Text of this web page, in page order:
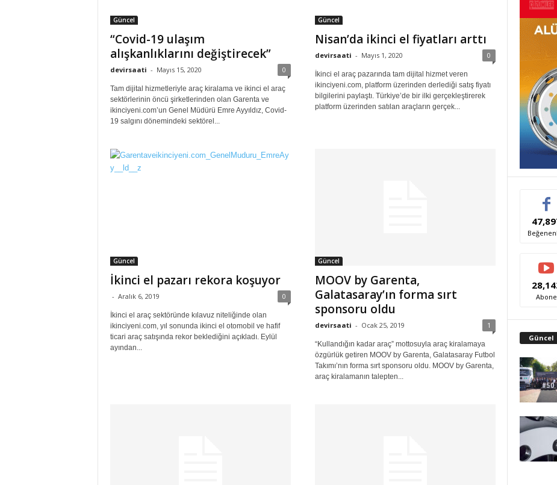
Güncel
“Covid-19 ulaşım
alışkanlıklarını değiştirecek”
devirsaati - Mayıs 15, 2020 0
Tam dijital hizmetleriyle araç kiralama ve ikinci el araç
sektörlerinin öncü şirketlerinden olan Garenta ve
ikinciyeni.com’un Genel Müdürü Emre Ayyıldız, Covid-
19 salgını dönemindeki sektörel...
Güncel
Nisan’da ikinci el fiyatları arttı
devirsaati - Mayıs 1, 2020 0
İkinci el araç pazarında tam dijital hizmet veren
ikinciyeni.com, platform üzerinden derlediği satış fiyatı
bilgilerini paylaştı. Türkiye’de bir ilki gerçekleştirerek
platform üzerinden satılan araçların gerçek...
Güncel
İkinci el pazarı rekora koşuyor
- Aralık 6, 2019 0
İkinci el araç sektöründe kılavuz niteliğinde olan
ikinciyeni.com, yıl sonunda ikinci el otomobil ve hafif
ticari araç satışında rekor beklediğini açıkladı. Eylül
ayından...
Güncel
MOOV by Garenta,
Galatasaray’ın forma sırt
sponsoru oldu
devirsaati - Ocak 25, 2019 1
“Kullandığın kadar araç” mottosuyla araç kiralamaya
özgürlük getiren MOOV by Garenta, Galatasaray Futbol
Takımı’nın forma sırt sponsoru oldu. MOOV by Garenta,
araç kiralamanın talepten...
Abone
Güncel